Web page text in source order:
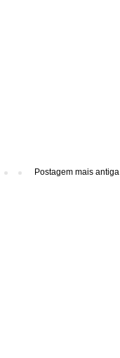
Postagem mais antiga